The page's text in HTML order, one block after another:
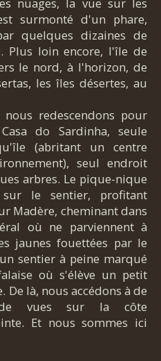
nuages, la vue sur les
surmonté d'un phare,
quelques dizaines de
Plus loin encore, l'île de
le nord, à l'horizon, de
les îles désertes, au
redescendons pour
do Sardinha, seule
(abritant un centre
seul endroit
arbres. Le pique-nique
sur le sentier, profitant
Madère, cheminant dans
où ne parviennent à
jaunes fouettées par le
sentier à peine marqué
où s'élève un petit
De là, nous accédons à de
de vues sur la côte
Et nous sommes ici